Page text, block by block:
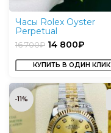
Часы Rolex Oyster
Perpetual
16 700₽ 14 800₽
КУПИТЬ В ОДИН КЛИК
-11%